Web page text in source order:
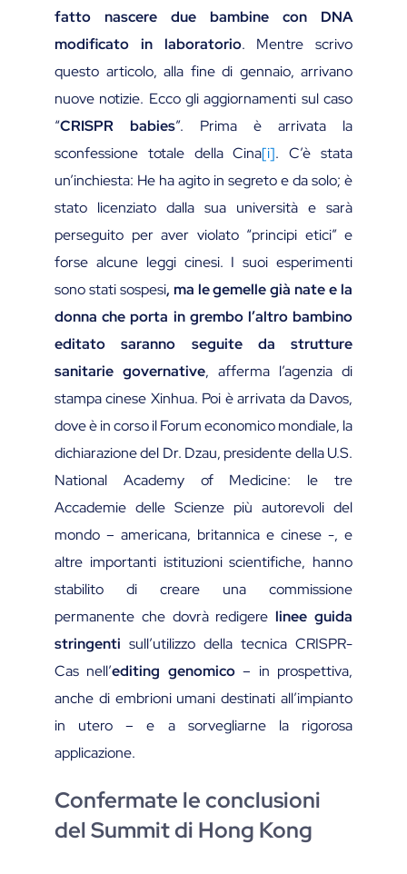
fatto nascere due bambine con DNA
modificato in laboratorio. Mentre scrivo
questo articolo, alla fine di gennaio, arrivano
nuove notizie. Ecco gli aggiornamenti sul caso
“CRISPR babies”. Prima è arrivata la
sconfessione totale della Cina[i]. C’è stata
un’inchiesta: He ha agito in segreto e da solo; è
stato licenziato dalla sua università e sarà
perseguito per aver violato “principi etici” e
forse alcune leggi cinesi. I suoi esperimenti
sono stati sospesi, ma le gemelle già nate e la
donna che porta in grembo l’altro bambino
editato saranno seguite da strutture
sanitarie governative, afferma l’agenzia di
stampa cinese Xinhua. Poi è arrivata da Davos,
dove è in corso il Forum economico mondiale, la
dichiarazione del Dr. Dzau, presidente della U.S.
National Academy of Medicine: le tre
Accademie delle Scienze più autorevoli del
mondo – americana, britannica e cinese -, e
altre importanti istituzioni scientifiche, hanno
stabilito di creare una commissione
permanente che dovrà redigere linee guida
stringenti sull’utilizzo della tecnica CRISPR-
Cas nell’editing genomico– in prospettiva,
anche di embrioni umani destinati all’impianto
in utero – e a sorvegliarne la rigorosa
applicazione.
Confermate le conclusioni
del Summit di Hong Kong